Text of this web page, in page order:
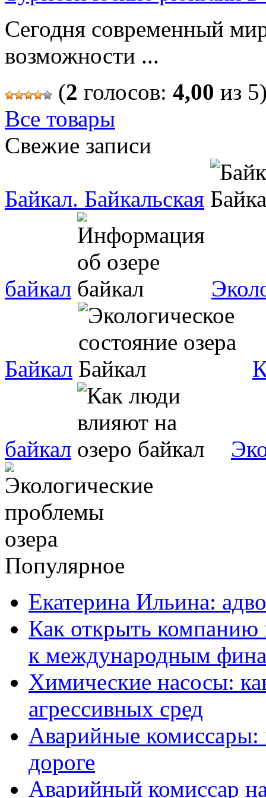
Сегодня современный
возможности ...
(2 голосов: 4,00 из
Все товары
Свежие записи
Байкал. Байкальская
байкал
Байкал
байкал
Популярное
Екатерина Ильина:
Как открыть компанию
к международным
Химические насосы:
агрессивных сред
Аварийные
дороге
Аварийный комиссар